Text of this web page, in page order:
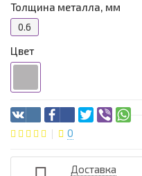
Толщина металла, мм
0.6
Цвет
0
Доставка